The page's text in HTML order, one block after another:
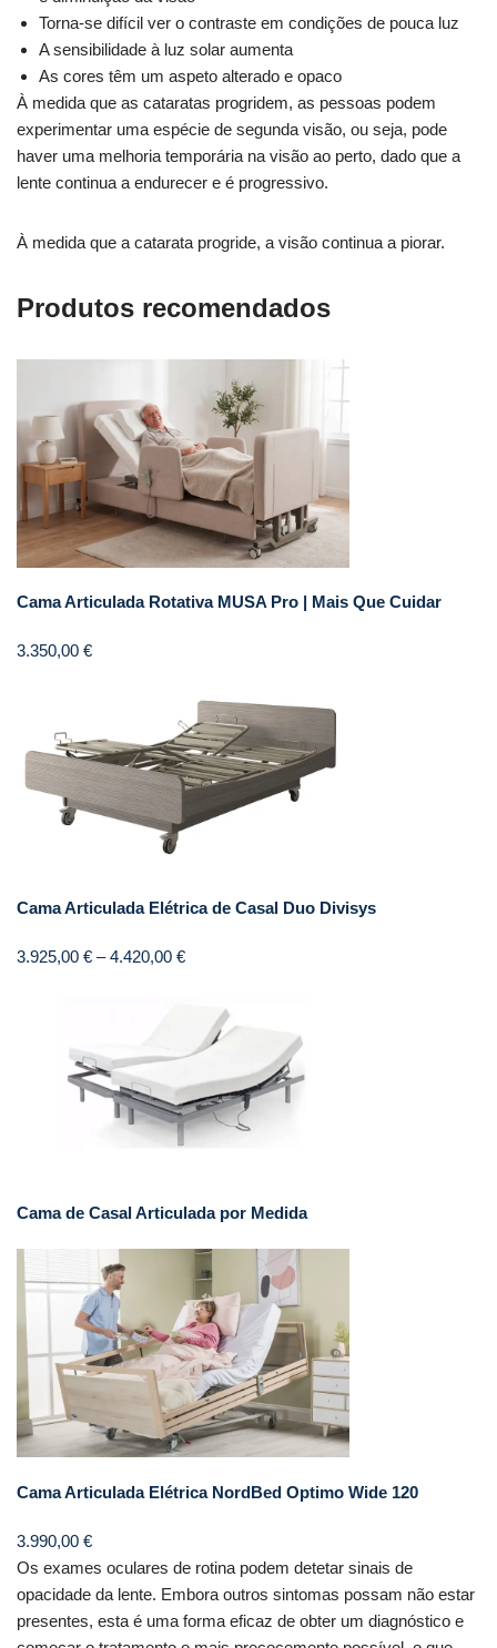
Torna-se difícil ver o contraste em condições de pouca luz
A sensibilidade à luz solar aumenta
As cores têm um aspeto alterado e opaco
À medida que as cataratas progridem, as pessoas podem
experimentar uma espécie de segunda visão, ou seja, pode
haver uma melhoria temporária na visão ao perto, dado que a
lente continua a endurecer e é progressivo.
À medida que a catarata progride, a visão continua a piorar.
Produtos recomendados
Cama Articulada Rotativa MUSA Pro | Mais Que Cuidar
3.350,00 €
Cama Articulada Elétrica de Casal Duo Divisys
3.925,00 € – 4.420,00 €
Cama de Casal Articulada por Medida
Cama Articulada Elétrica NordBed Optimo Wide 120
3.990,00 €
Os exames oculares de rotina podem detetar sinais de
opacidade da lente. Embora outros sintomas possam não estar
presentes, esta é uma forma eficaz de obter um diagnóstico e